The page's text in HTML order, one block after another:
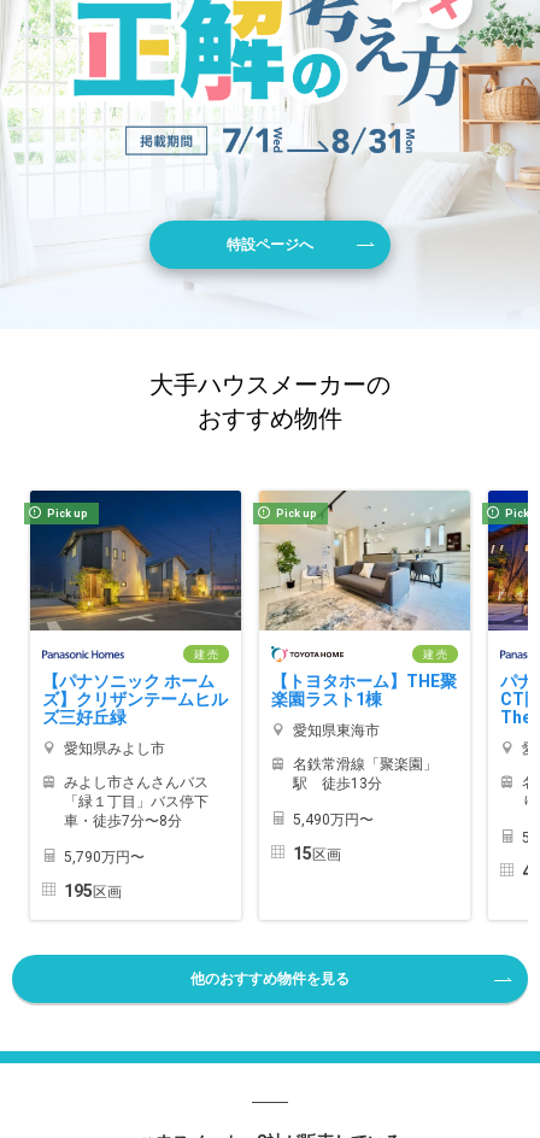
特設ページへ
大手ハウスメーカーの
おすすめ物件
Pick up
建 売
【パナソニック ホーム
ズ】クリザンテームヒル
ズ三好丘緑
愛知県みよし市
みよし市さんさんバス
「緑１丁目」バス停下
車・徒歩7分〜8分
5,790万円〜
195 区画
Pick up
建 売
【トヨタホーム】THE聚
楽園ラスト1棟
愛知県東海市
名鉄常滑線「聚楽園」
駅 徒歩13分
5,490万円〜
15 区画
Pick
パナ
CT
愛
名
40
他のおすすめ物件を見る